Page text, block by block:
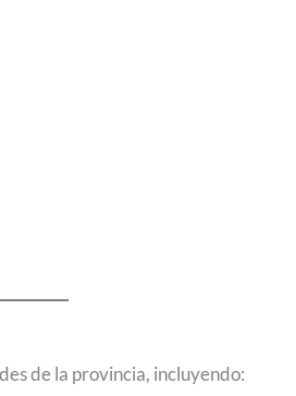
de la provincia, incluyendo: